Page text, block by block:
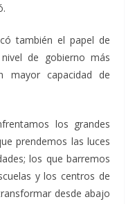
también el papel de
de gobierno más
mayor capacidad de
los grandes
prendemos las luces
los que barremos
y los centros de
desde abajo